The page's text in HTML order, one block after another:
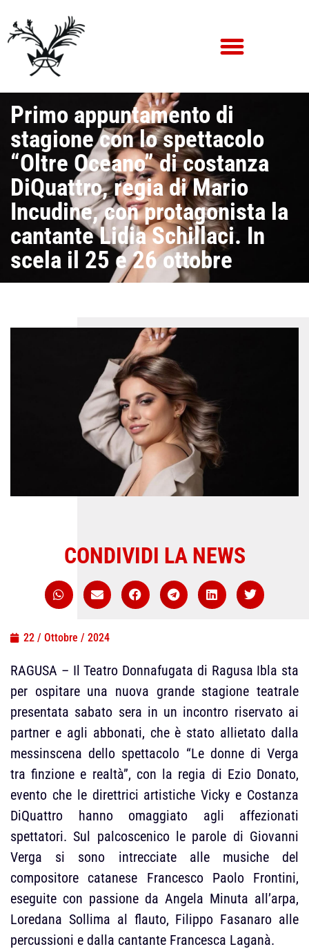
Primo appuntamento di
stagione con lo spettacolo
“Oltre Oceano” di costanza
DiQuattro, regia di Mario
Incudine, con protagonista la
cantante Lidia Schillaci. In
scela il 25 e 26 ottobre
22 / Ottobre / 2024
RAGUSA – Il Teatro Donnafugata di Ragusa Ibla sta
per ospitare una nuova grande stagione teatrale
presentata sabato sera in un incontro riservato ai
partner e agli abbonati, che è stato allietato dalla
messinscena dello spettacolo “Le donne di Verga
tra finzione e realtà”, con la regia di Ezio Donato,
evento che le direttrici artistiche Vicky e Costanza
DiQuattro hanno omaggiato agli affezionati
spettatori. Sul palcoscenico le parole di Giovanni
Verga si sono intrecciate alle musiche del
compositore catanese Francesco Paolo Frontini,
eseguite con passione da Angela Minuta all’arpa,
Loredana Sollima al flauto, Filippo Fasanaro alle
percussioni e dalla cantante Francesca Laganà.
CONDIVIDI LA NEWS